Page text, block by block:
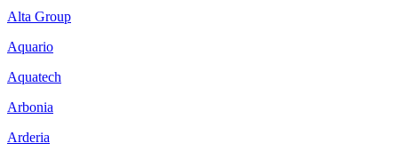
Alta Group
Aquario
Aquatech
Arbonia
Arderia